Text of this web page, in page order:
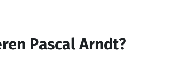
Pascal Arndt?